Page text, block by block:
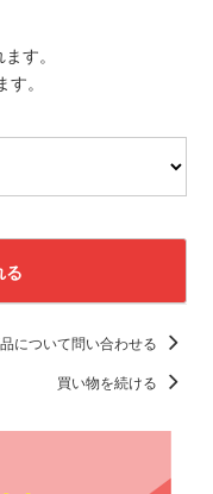
す。
。
る
について問い合わせる
買い物を続ける